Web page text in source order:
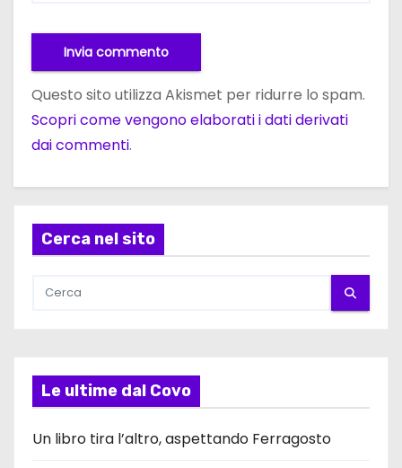
Questo sito utilizza Akismet per ridurre lo spam.
Scopri come vengono elaborati i dati derivati
dai commenti.
Cerca nel sito
Le ultime dal Covo
Un libro tira l’altro, aspettando Ferragosto